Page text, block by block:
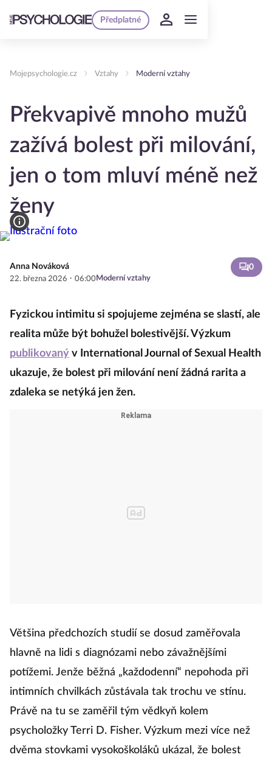
Předplatné
Mojepsychologie.cz Vztahy Moderní vztahy
Překvapivě mnoho mužů
zažívá bolest při milování,
jen o tom mluví méně než
ženy
Anna Nováková
22. března 2026 · 06:00Moderní vztahy
0
Fyzickou intimitu si spojujeme zejména se slastí, ale
realita může být bohužel bolestivější. Výzkum
publikovaný v International Journal of Sexual Health
ukazuje, že bolest při milování není žádná rarita a
zdaleka se netýká jen žen.
Většina předchozích studií se dosud zaměřovala
hlavně na lidi s diagnózami nebo závažnějšími
potížemi. Jenže běžná „každodenní“ nepohoda při
intimních chvilkách zůstávala tak trochu ve stínu.
Právě na tu se zaměřil tým vědkyň kolem
psycholožky Terri D. Fisher. Výzkum mezi více než
dvěma stovkami vysokoškoláků ukázal, že bolest